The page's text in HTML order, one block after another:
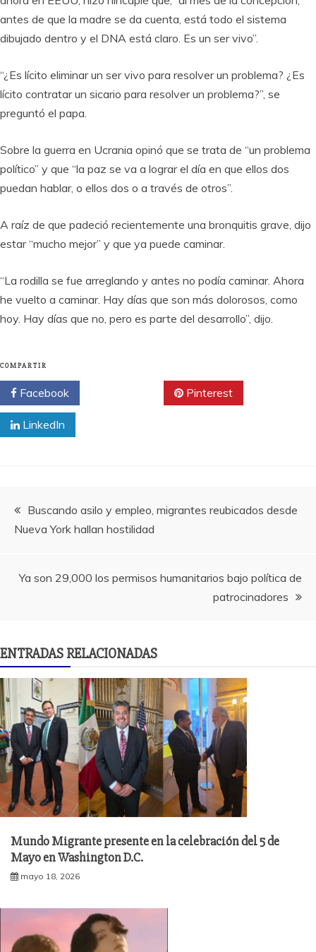
antes de que la madre se da cuenta, está todo el sistema
dibujado dentro y el DNA está claro. Es un ser vivo”.
“¿Es lícito eliminar un ser vivo para resolver un problema? ¿Es
lícito contratar un sicario para resolver un problema?”, se
preguntó el papa.
Sobre la guerra en Ucrania opinó que se trata de “un problema
político” y que “la paz se va a lograr el día en que ellos dos
puedan hablar, o ellos dos o a través de otros”.
A raíz de que padeció recientemente una bronquitis grave, dijo
estar “mucho mejor” y que ya puede caminar.
“La rodilla se fue arreglando y antes no podía caminar. Ahora
he vuelto a caminar. Hay días que son más dolorosos, como
hoy. Hay días que no, pero es parte del desarrollo”, dijo.
COMPARTIR
Facebook Pinterest
LinkedIn
Navegación
de
entradas
Buscando asilo y empleo, migrantes reubicados desde
Nueva York hallan hostilidad
Ya son 29,000 los permisos humanitarios bajo política de
patrocinadores
ENTRADAS RELACIONADAS
Mundo Migrante presente en la celebración del 5 de
Mayo en Washington D.C.
mayo 18, 2026